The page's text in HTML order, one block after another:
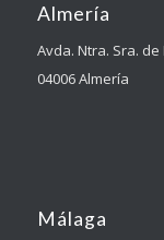
Almería
Avda. Ntra. Sra.
04006 Almería
Málaga